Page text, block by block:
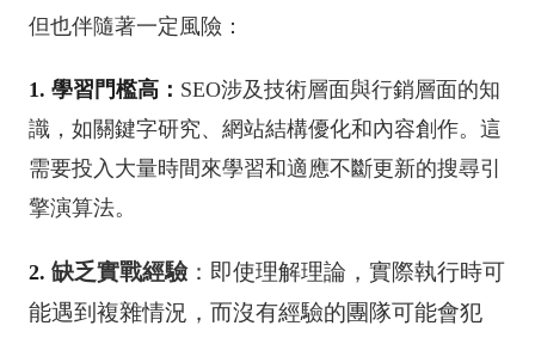
但也伴隨著一定風險：
1. 學習門檻高： SEO涉及技術層面與行銷層面的知
識，如關鍵字研究、網站結構優化和內容創作。這
需要投入大量時間來學習和適應不斷更新的搜尋引
擎演算法。
2. 缺乏實戰經驗：即使理解理論，實際執行時可
能遇到複雜情況，而沒有經驗的團隊可能會犯